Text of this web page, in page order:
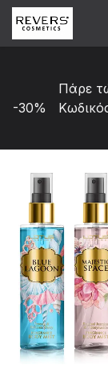
Skip to Content
Πάρε
-30%